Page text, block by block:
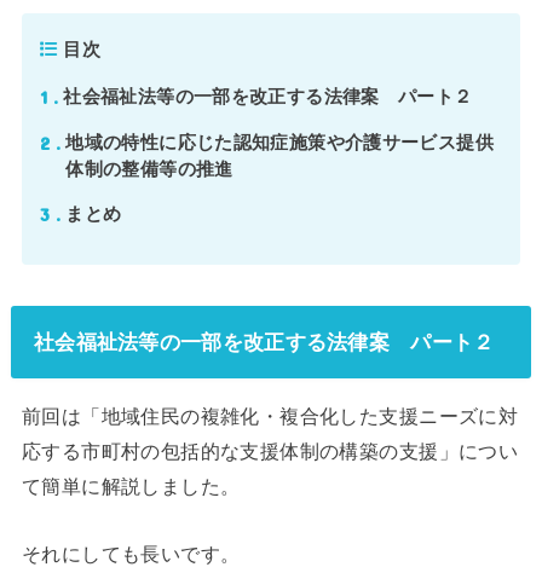
目次
1 社会福祉法等の一部を改正する法律案 パート２
2
地域の特性に応じた認知症施策や介護サービス提供
体制の整備等の推進
3 まとめ
社会福祉法等の一部を改正する法律案 パート２
前回は「地域住民の複雑化・複合化した支援ニーズに対
応する市町村の包括的な支援体制の構築の支援」につい
て簡単に解説しました。
それにしても長いです。